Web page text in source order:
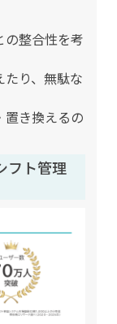
の整合性を考
り、無駄な
置き換えるの
フト管理